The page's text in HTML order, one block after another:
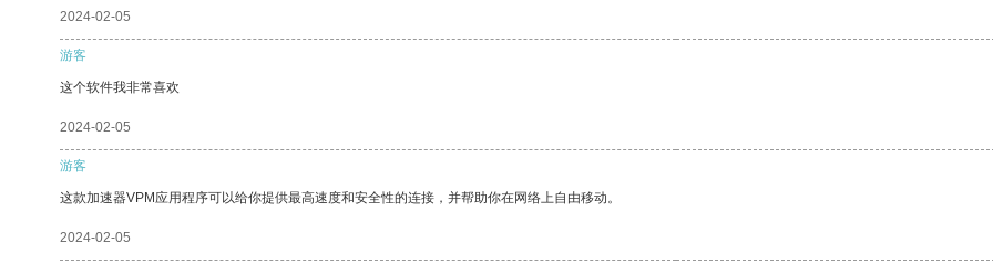
2024-02-05
游客
这个软件我非常喜欢
2024-02-05
游客
这款加速器VPM应用程序可以给你提供最高速度和安全性的连接，并帮助你在网络上自由移动。
2024-02-05